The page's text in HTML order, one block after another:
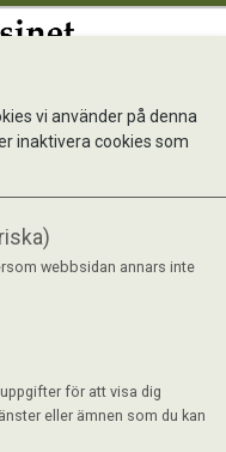
vi använder på denna
inaktivera cookies som
webbsidan annars inte
för att visa dig
eller ämnen som du kan